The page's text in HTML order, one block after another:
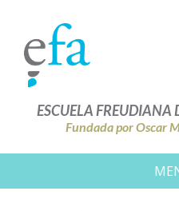
ESCUELA FREUDIANA
Fundada por Oscar